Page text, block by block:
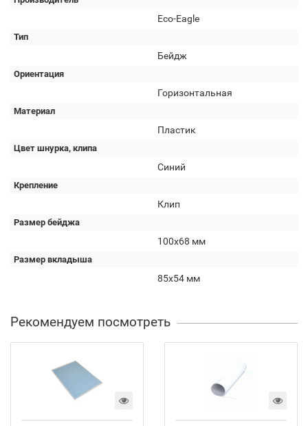
Eco-Eagle
Тип
Бейдж
Ориентация
Горизонтальная
Материал
Пластик
Цвет шнурка, клипа
Синий
Крепление
Клип
Размер бейджа
100х68 мм
Размер вкладыша
85х54 мм
Рекомендуем посмотреть